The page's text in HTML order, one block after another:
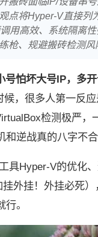
点将Hyper-V直接列
用高效、系统隔离
枪、规避搬砖检测风
号怕坏大号IP，多
候，很多人第一反
检测极严，
逆战真的八字不合
具Hyper-V的优化
外挂！外挂必死
。